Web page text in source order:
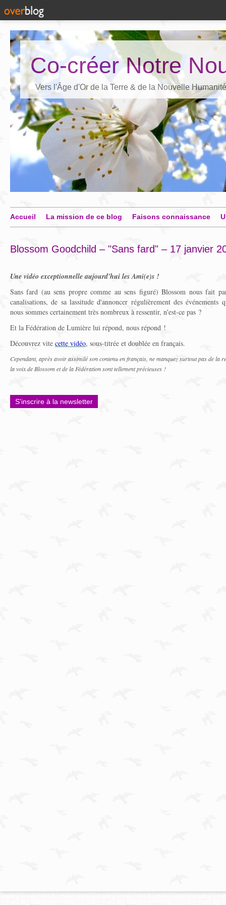
Co-créer Notre
Vers l'Âge d'Or de la Terre & de la Nouvelle Humanité
Accueil La mission de ce blog Faisons connaissance
Blossom Goodchild – "Sans fard" – 17 janvier
Une vidéo exceptionnelle aujourd'hui les Ami(e)s !
Sans fard (au sens propre comme au sens figuré) Blossom nous fait
canalisations, de sa lassitude d'annoncer régulièrement des
nous sommes certainement très nombreux à ressentir, n'est-ce pas ?
Et la Fédération de Lumière lui répond, nous répond !
Découvrez vite cette vidéo, sous-titrée et doublée en français.
Cependant, après avoir assimilé son contenu en français, ne manquez surtout pas de la
la voix de Blossom et de la Fédération sont tellement précieuses !
S'inscrire à la newsletter